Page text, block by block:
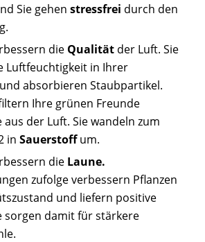
Sie gehen stressfrei durch den
die Qualitätder Luft. Sie
Luftfeuchtigkeit in Ihrer
absorbieren Staubpartikel.
Ihre grünen Freunde
der Luft. Sie wandeln zum
in Sauerstoffum.
die Laune.
zufolge verbessern Pflanzen
und liefern positive
sorgen damit für stärkere